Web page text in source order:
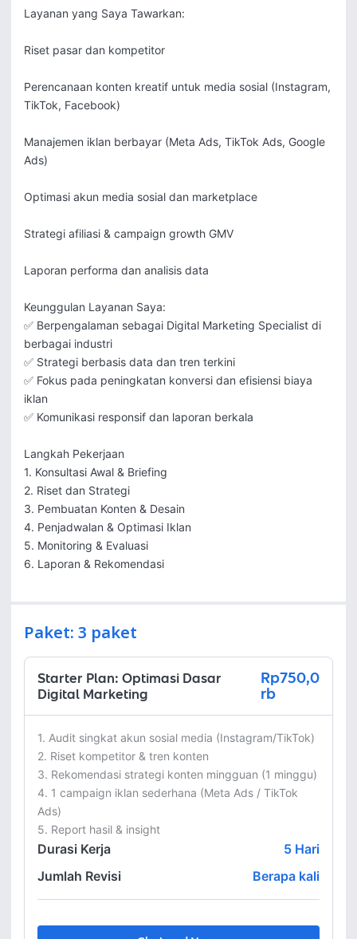
Layanan yang Saya Tawarkan:
Riset pasar dan kompetitor
Perencanaan konten kreatif untuk media sosial (Instagram,
TikTok, Facebook)
Manajemen iklan berbayar (Meta Ads, TikTok Ads, Google
Ads)
Optimasi akun media sosial dan marketplace
Strategi afiliasi & campaign growth GMV
Laporan performa dan analisis data
Keunggulan Layanan Saya:
✅ Berpengalaman sebagai Digital Marketing Specialist di
berbagai industri
✅ Strategi berbasis data dan tren terkini
✅ Fokus pada peningkatan konversi dan efisiensi biaya
iklan
✅ Komunikasi responsif dan laporan berkala
Langkah Pekerjaan
1. Konsultasi Awal & Briefing
2. Riset dan Strategi
3. Pembuatan Konten & Desain
4. Penjadwalan & Optimasi Iklan
5. Monitoring & Evaluasi
6. Laporan & Rekomendasi
Paket: 3 paket
Starter Plan: Optimasi Dasar
Digital Marketing
Rp750,0
rb
1. Audit singkat akun sosial media (Instagram/TikTok)
2. Riset kompetitor & tren konten
3. Rekomendasi strategi konten mingguan (1 minggu)
4. 1 campaign iklan sederhana (Meta Ads / TikTok
Ads)
5. Report hasil & insight
Durasi Kerja 5 Hari
Jumlah Revisi
Berapa kali